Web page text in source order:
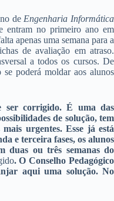
de Engenharia Informática
entram no primeiro ano em
apenas uma semana para a
de avaliação em atraso.
a todos os cursos. De
poderá moldar aos alunos
ser corrigido. É uma das
de solução, tem
urgentes. Esse já está
e terceira fases, os alunos
duas ou três semanas do
. O Conselho Pedagógico
aqui uma solução. No